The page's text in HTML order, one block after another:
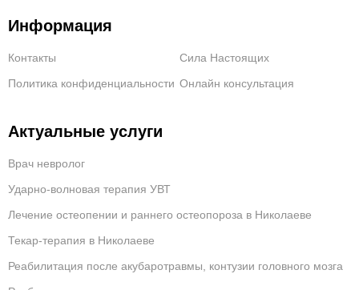
Информация
Контакты
Сила Настоящих
Политика конфиденциальности Онлайн консультация
Актуальные услуги
Врач невролог
Ударно-волновая терапия УВТ
Лечение остеопении и раннего остеопороза в Николаеве
Текар-терапия в Николаеве
Реабилитация после акубаротравмы, контузии головного мозга